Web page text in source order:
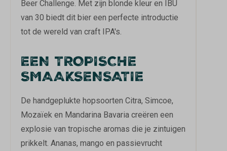
Beer Challenge. Met zijn blonde kleur en IBU
van 30 biedt dit bier een perfecte introductie
tot de wereld van craft IPA's.
EEN TROPISCHE
SMAAKSENSATIE
De handgeplukte hopsoorten Citra, Simcoe,
Mozaïek en Mandarina Bavaria creëren een
explosie van tropische aromas die je zintuigen
prikkelt. Ananas, mango en passievrucht